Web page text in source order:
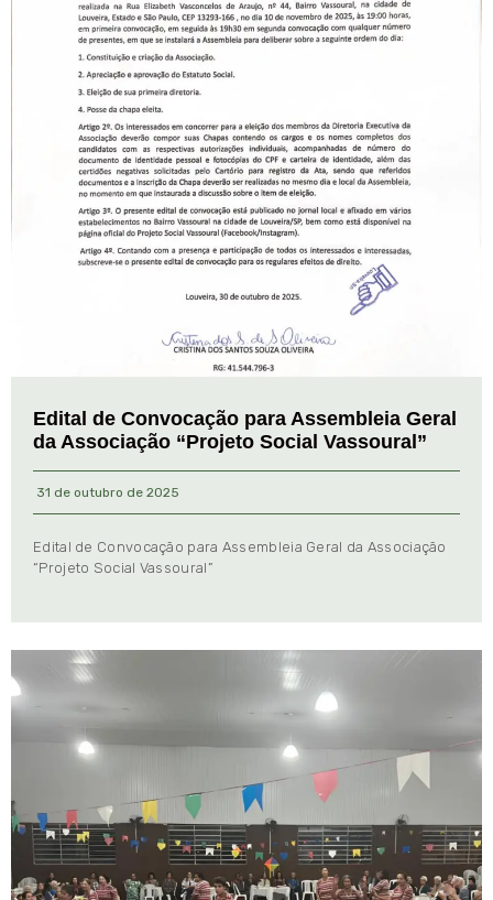
Edital de Convocação para Assembleia Geral
da Associação “Projeto Social Vassoural”
31 de outubro de 2025
Edital de Convocação para Assembleia Geral da Associação
“Projeto Social Vassoural”